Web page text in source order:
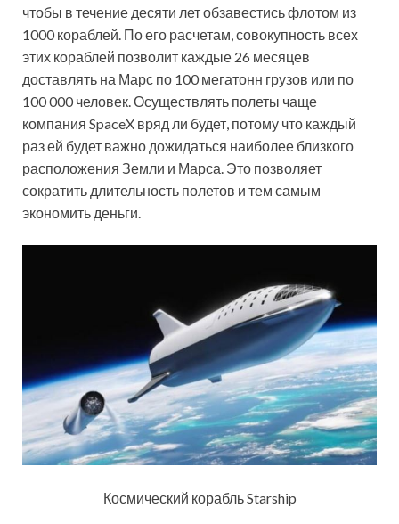
чтобы в течение десяти лет обзавестись флотом из
1000 кораблей. По его расчетам, совокупность всех
этих кораблей позволит каждые 26 месяцев
доставлять на Марс по 100 мегатонн грузов или по
100 000 человек. Осуществлять полеты чаще
компания SpaceX вряд ли будет, потому что каждый
раз ей будет важно дожидаться наиболее близкого
расположения Земли и Марса. Это позволяет
сократить длительность полетов и тем самым
экономить деньги.
Космический корабль Starship